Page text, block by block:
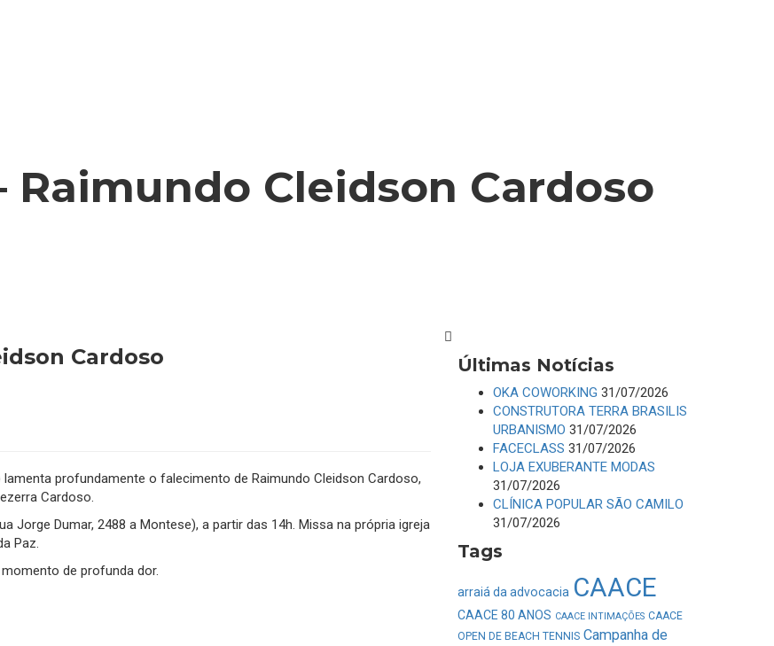
Raimundo Cleidson Cardoso
Cardoso
profundamente o falecimento de Raimundo Cleidson Cardoso,
Cardoso.
Jorge Dumar, 2488 a Montese), a partir das 14h. Missa na própria igreja
Paz.
de profunda dor.
Últimas Notícias
OKA COWORKING 31/07/2026
CONSTRUTORA TERRA BRASILIS
URBANISMO 31/07/2026
FACECLASS 31/07/2026
LOJA EXUBERANTE MODAS
31/07/2026
CLÍNICA POPULAR SÃO CAMILO
31/07/2026
Tags
arraiá da advocacia CAACE
CAACE 80 ANOS CAACE INTIMAÇÕES CAACE
OPEN DE BEACH TENNIS Campanha de